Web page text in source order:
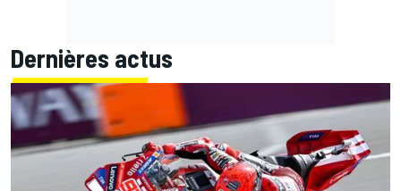
Dernières actus